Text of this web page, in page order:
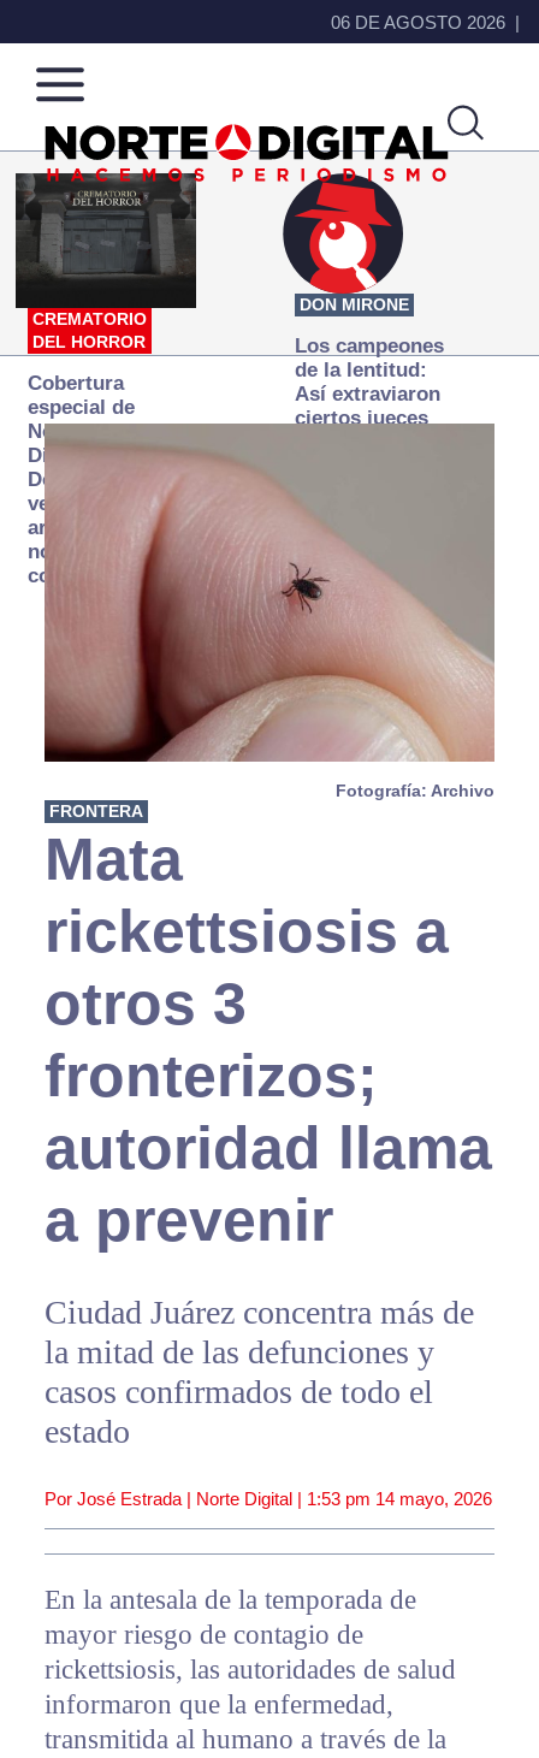
06 DE AGOSTO 2026
Norte
de
Ciudad
Más
que
noticias,
hacemos periodismo
CREMATORIO
DEL HORROR
Cobertura
especial de
Norte
Digital:
Donde la
verdad
arde… pero
no se
consume
DON MIRONE
Los campeones
de la lentitud:
Así extraviaron
ciertos jueces
Fotografía: Archivo
FRONTERA
Mata
rickettsiosis a
otros 3
fronterizos;
autoridad llama
a prevenir
Ciudad Juárez concentra más de
la mitad de las defunciones y
casos confirmados de todo el
estado
Por José Estrada | Norte Digital | 1:53 pm 14 mayo, 2026
En la antesala de la temporada de
mayor riesgo de contagio de
rickettsiosis, las autoridades de salud
informaron que la enfermedad,
transmitida al humano a través de la